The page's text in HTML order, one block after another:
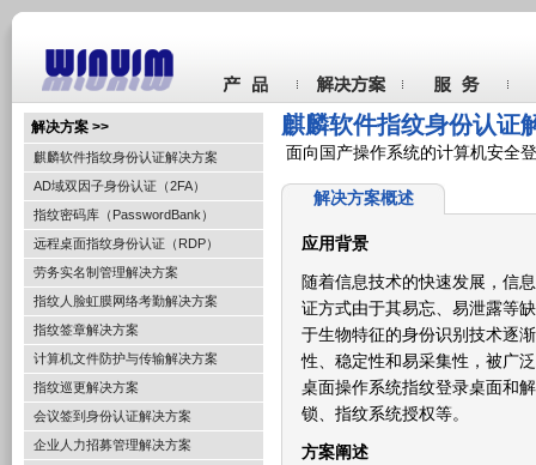
解决方案 >>
麒麟软件指纹身份认证解决方案
AD域双因子身份认证（2FA）
指纹密码库（PasswordBank）
远程桌面指纹身份认证（RDP）
劳务实名制管理解决方案
指纹人脸虹膜网络考勤解决方案
指纹签章解决方案
计算机文件防护与传输解决方案
指纹巡更解决方案
会议签到身份认证解决方案
企业人力招募管理解决方案
麒麟软件指纹身份认证
面向国产操作系统的计算机安全
解决方案概述
应用背景
随着信息技术的快速发展，信
证方式由于其易忘、易泄露等
于生物特征的身份识别技术逐
性、稳定性和易采集性，被广
桌面操作系统指纹登录桌面和
锁、指纹系统授权等。
方案阐述